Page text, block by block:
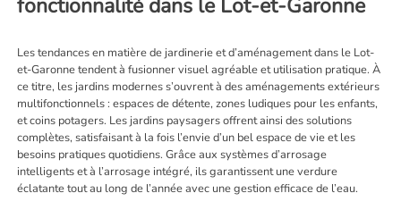
fonctionnalité dans le Lot-et-Garonne
Les tendances en matière de jardinerie et d’aménagement dans le Lot-
et-Garonne tendent à fusionner visuel agréable et utilisation pratique. À
ce titre, les jardins modernes s’ouvrent à des aménagements extérieurs
multifonctionnels : espaces de détente, zones ludiques pour les enfants,
et coins potagers. Les jardins paysagers offrent ainsi des solutions
complètes, satisfaisant à la fois l’envie d’un bel espace de vie et les
besoins pratiques quotidiens. Grâce aux systèmes d’arrosage
intelligents et à l’arrosage intégré, ils garantissent une verdure
éclatante tout au long de l’année avec une gestion efficace de l’eau.